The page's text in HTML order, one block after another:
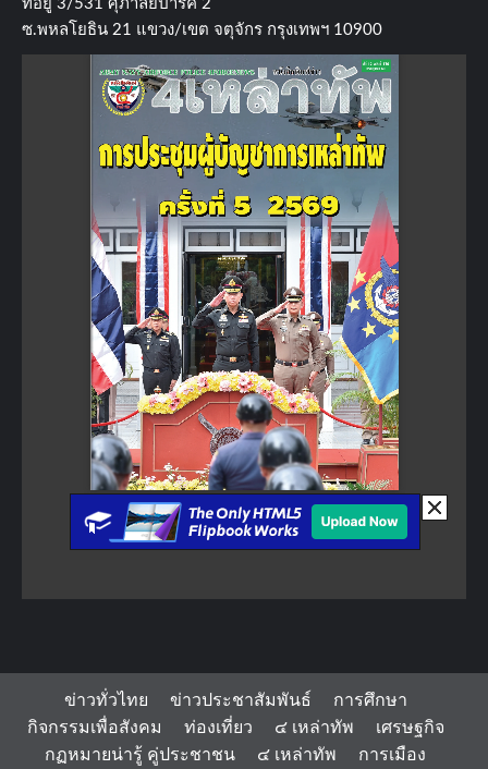
ที่อยู่​ 3/531​ ศุภาลัยปาร์ค​ 2
ซ.พหลโยธิน​ 21​ แขวง/เขต​ จตุจักร​ กรุงเทพฯ 10900
ข่าวทั่วไทย ข่าวประชาสัมพันธ์
การศึกษา
กิจกรรมเพื่อสังคม
ท่องเที่ยว ๔ เหล่าทัพ
เศรษฐกิจ
กฏหมายน่ารู้ คู่ประชาชน
๔ เหล่าทัพ การเมือง